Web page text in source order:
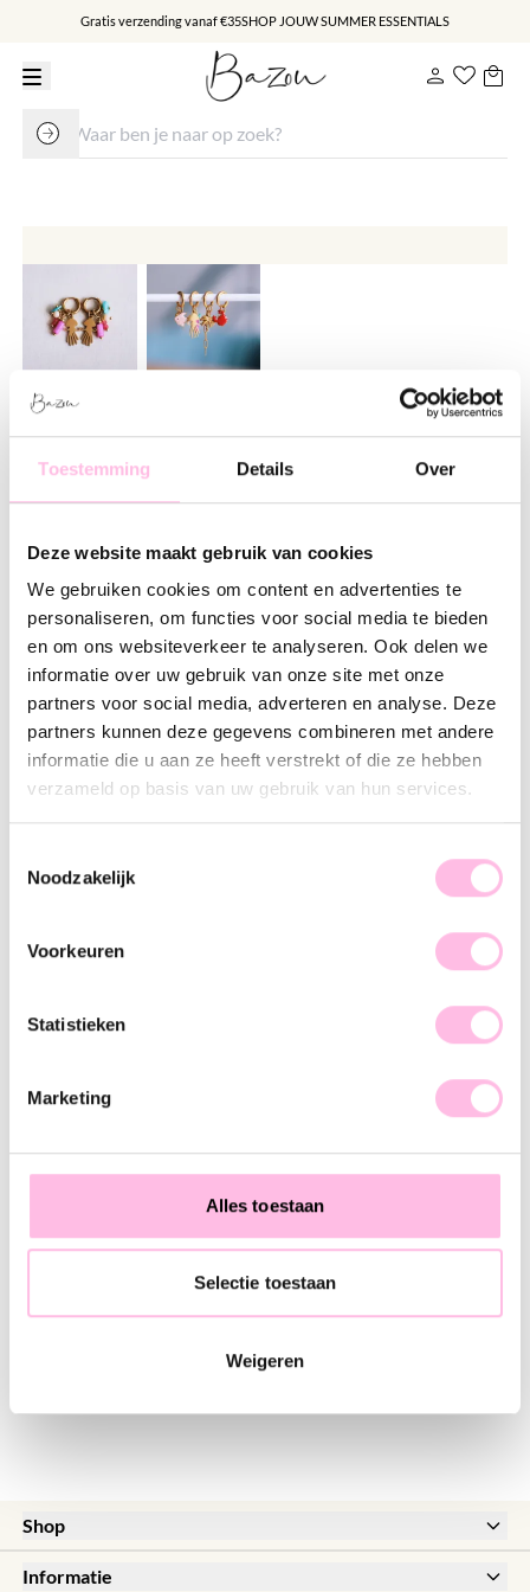
Toestemming Details Over
Deze website maakt gebruik van cookies
We gebruiken cookies om content en advertenties te
personaliseren, om functies voor social media te bieden
en om ons websiteverkeer te analyseren. Ook delen we
informatie over uw gebruik van onze site met onze
partners voor social media, adverteren en analyse. Deze
partners kunnen deze gegevens combineren met andere
informatie die u aan ze heeft verstrekt of die ze hebben
verzameld op basis van uw gebruik van hun services.
Noodzakelijk
Voorkeuren
Statistieken
Marketing
Alles toestaan
Selectie toestaan
Weigeren
Gratis verzending vanaf €35SHOP JOUW SUMMER ESSENTIALS
RVS creolen met jellyfish en
gekleurd trosje
€ 18.95€ 11.95
Varianten:
Lila
Gratis
verzending vanaf €35,-
Verzending v.a. €1,95
100% waterproof
Omschrijving Kenmerk SKU
Hot item! Steentjes en facetjes zijn niet meer weg te denken
en geven iedere outfit een classy uitstraling. Gooi je haren
combineer ze met subtiele sieraden, zodat deze eye-catchers
RVS creolen met visje, mini hartje en pareltje - lichtroze
€ 17,95 € 14,95
RVS creolen met krabbetje, mini zeester en pareltje - rood
€ 12,95
RVS creolen met zon, steentje en pareltjes - sunstone
Shop
New
Informatie